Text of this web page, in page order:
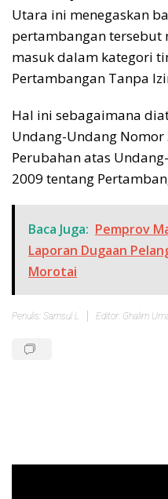
Utara ini menegaskan
pertambangan tersebut
masuk dalam kategori
Pertambangan Tanpa
Hal ini sebagaimana
Undang-Undang
Perubahan atas
2009 tentang
Baca Juga: Pemprov
Laporan Dugaan
Morotai
Penulis: Samsul L Editor: Ghalim